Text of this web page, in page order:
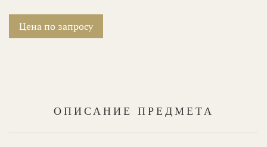
Цена по запросу
ОПИСАНИЕ ПРЕДМЕТА